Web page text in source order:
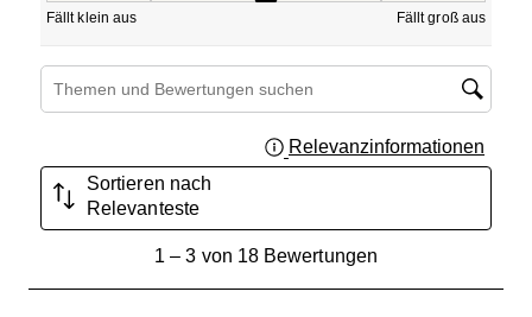
Fällt klein aus Fällt groß aus
Suchthemen und Bewertungen Suchregion
Relevanzinformationen
Sortieren nach
Relevanteste
1 – 3 von 18 Bewertungen